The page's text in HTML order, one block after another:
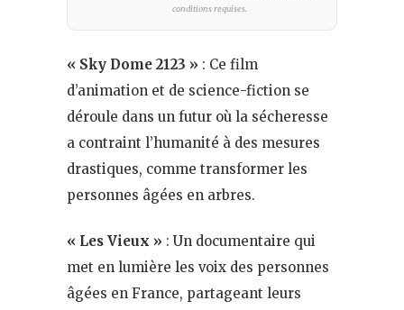
conditions requises.
« Sky Dome 2123 » : Ce film
d’animation et de science-fiction se
déroule dans un futur où la sécheresse
a contraint l’humanité à des mesures
drastiques, comme transformer les
personnes âgées en arbres​.
« Les Vieux » : Un documentaire qui
met en lumière les voix des personnes
âgées en France, partageant leurs